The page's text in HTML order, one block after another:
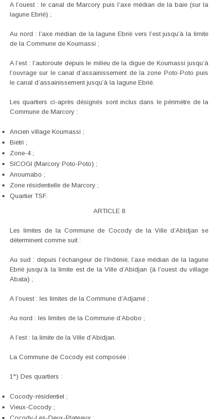
A l’ouest : le canal de Marcory puis l’axe médian de la baie (sur la
lagune Ebrié) ;
Au nord : l’axe médian de la lagune Ebrié vers l’est jusqu’à la limite
de la Commune de Koumassi ;
A l’est : l’autoroute depuis le milieu de la digue de Koumassi jusqu’à
l’ouvrage sur le canal d’assainissement de la zone Poto-Poto puis
le canal d’assainissement jusqu’à la lagune Ebrié.
Les quartiers ci-après désignés sont inclus dans le périmètre de la
Commune de Marcory :
Ancien village Koumassi ;
Biétri ;
Zone-4 ;
SICOGI (Marcory Poto-Poto) ;
Anoumabo ;
Zone résidentielle de Marcory ;
Quartier TSF.
ARTICLE 8
Les limites de la Commune de Cocody de la Ville d’Abidjan se
déterminent comme suit :
Au sud : depuis l’échangeur de l’Indénié, l’axe médian de la lagune
Ebrié jusqu’à la limite est de la Ville d’Abidjan (à l’ouest du village
Abata) ;
A l’ouest : les limites de la Commune d’Adjamé ;
Au nord : les limites de la Commune d’Abobo ;
A l’est : la limite de la Ville d’Abidjan.
La Commune de Cocody est composée :
1°) Des quartiers :
Cocody-résidentiel ;
Vieux-Cocody ;